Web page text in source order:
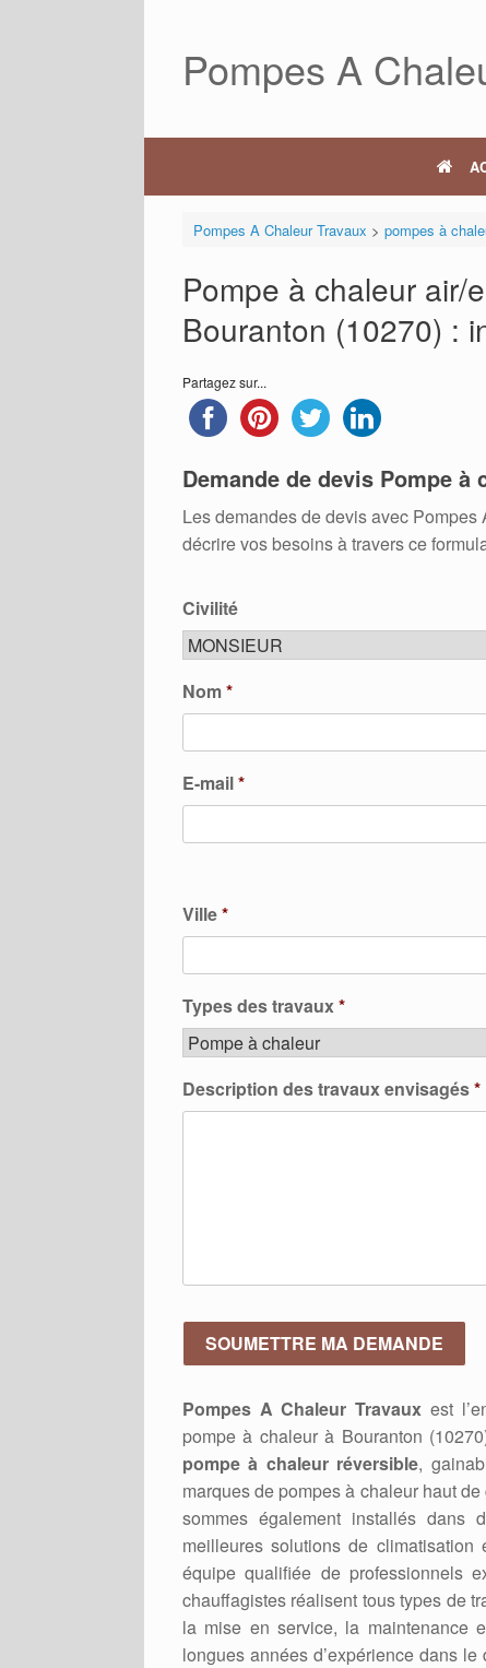
contentPompes A
Pompes A Chaleur Travaux > pompes à
Pompe à chaleur air/
Bouranton (10270) :
Partagez sur...
Demande de devis Pompe à
Les demandes de devis avec
décrire vos besoins à travers ce
Civilité
Nom*
E-mail*
Ville*
Types des travaux*
Description des travaux envisagés*
Pompes A Chaleur Travaux est
pompe à chaleur à Bouranton
pompe à chaleur réversible,
marques de pompes à chaleur haut
sommes également installés dans
meilleures solutions de
équipe qualifiée de professionnels
chauffagistes réalisent tous types de
la mise en service, la maintenance
longues années d’expérience dans